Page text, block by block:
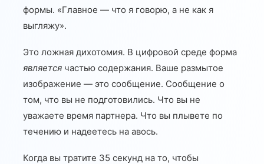
формы. «Главное — что я говорю, а не как я
выгляжу».
Это ложная дихотомия. В цифровой среде форма
является частью содержания. Ваше размытое
изображение — это сообщение. Сообщение о
том, что вы не подготовились. Что вы не
уважаете время партнера. Что вы плывете по
течению и надеетесь на авось.
Когда вы тратите 35 секунд на то, чтобы